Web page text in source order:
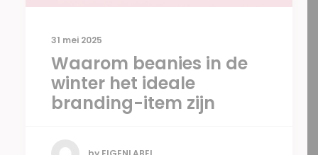
31 mei 2025
Waarom beanies in de
winter het ideale
branding-item zijn